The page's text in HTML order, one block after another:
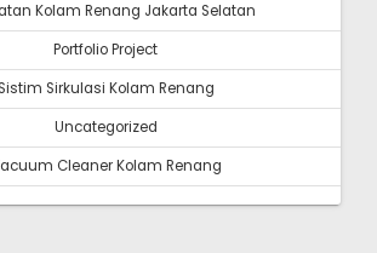
Kolam Renang Jakarta Selatan
Portfolio Project
Sirkulasi Kolam Renang
Uncategorized
Cleaner Kolam Renang